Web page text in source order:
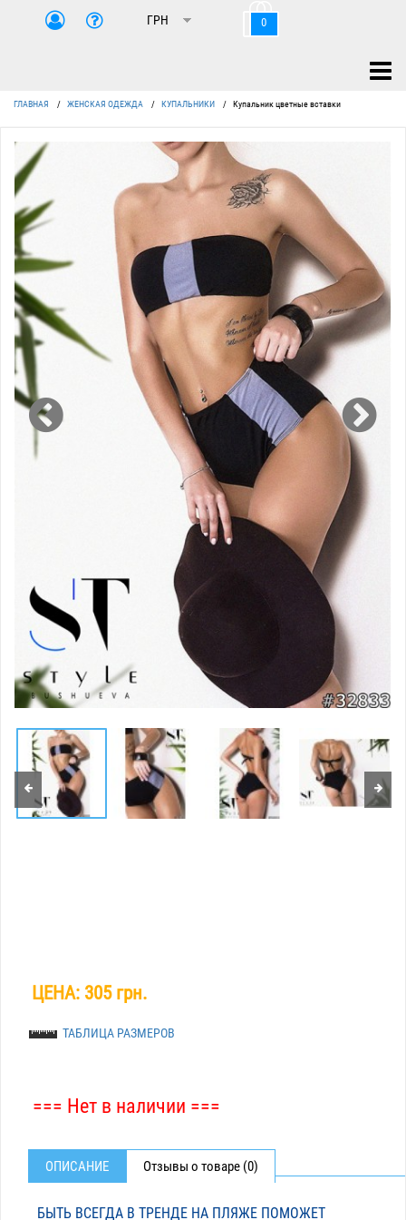
0
ГЛАВНАЯ / ЖЕНСКАЯ ОДЕЖДА / КУПАЛЬНИКИ / Купальник цветные вставки
ЦЕНА: 305 грн.
ТАБЛИЦА РАЗМЕРОВ
=== Нет в наличии ===
ОПИСАНИЕ Отзывы о товаре (0)
БЫТЬ ВСЕГДА В ТРЕНДЕ НА ПЛЯЖЕ ПОМОЖЕТ